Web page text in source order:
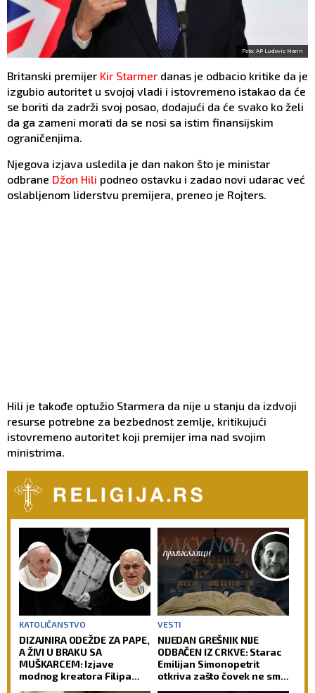
Foto: AP Ludovic Marin
Britanski premijer Kir Starmer danas je odbacio kritike da je
izgubio autoritet u svojoj vladi i istovremeno istakao da će
se boriti da zadrži svoj posao, dodajući da će svako ko želi
da ga zameni morati da se nosi sa istim finansijskim
ograničenjima.
Njegova izjava usledila je dan nakon što je ministar
odbrane Džon Hili podneo ostavku i zadao novi udarac već
oslabljenom liderstvu premijera, preneo je Rojters.
Hili je takođe optužio Starmera da nije u stanju da izdvoji
resurse potrebne za bezbednost zemlje, kritikujući
istovremeno autoritet koji premijer ima nad svojim
ministrima.
KATOLIČANSTVO
DIZAJNIRA ODEŽDE ZA PAPE,
A ŽIVI U BRAKU SA
MUŠKARCEM: Izjave
modnog kreatora Filipa
VESTI
NIJEDAN GREŠNIK NIJE
ODBAČEN IZ CRKVE: Starac
Emilijan Simonopetrit
otkriva zašto čovek ne sme